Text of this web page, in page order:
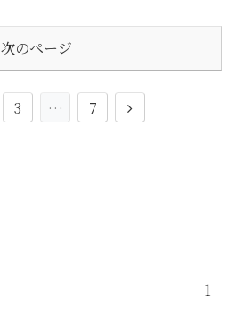
次のページ
3 … 7
1